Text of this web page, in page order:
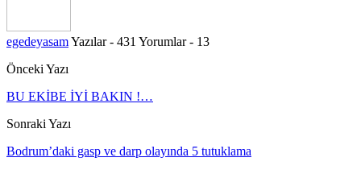
egedeyasamYazılar - 431 Yorumlar - 13
Önceki Yazı
BU EKİBE İYİ BAKIN !…
Sonraki Yazı
Bodrum’daki gasp ve darp olayında 5 tutuklama